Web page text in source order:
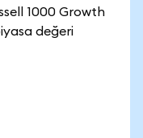
1000 Growth
değeri